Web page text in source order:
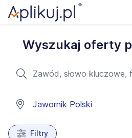
Wyszukaj oferty
Filtry